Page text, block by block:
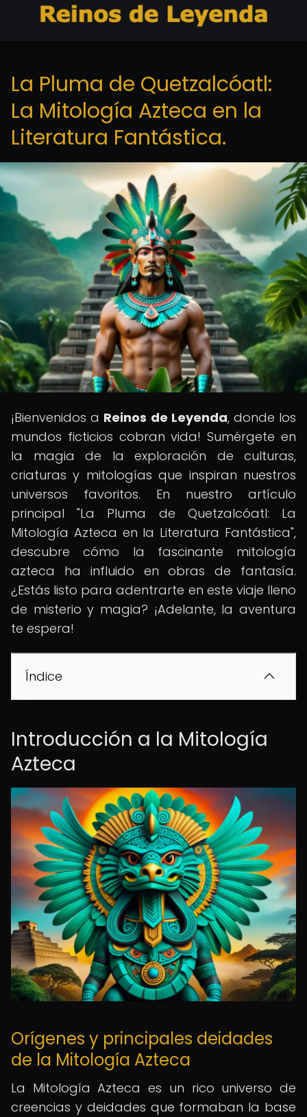
La Pluma de Quetzalcóatl:
La Mitología Azteca en la
Literatura Fantástica.
¡Bienvenidos a Reinos de Leyenda, donde los
mundos ficticios cobran vida! Sumérgete en
la magia de la exploración de culturas,
criaturas y mitologías que inspiran nuestros
universos favoritos. En nuestro artículo
principal "La Pluma de Quetzalcóatl: La
Mitología Azteca en la Literatura Fantástica",
descubre cómo la fascinante mitología
azteca ha influido en obras de fantasía.
¿Estás listo para adentrarte en este viaje lleno
de misterio y magia? ¡Adelante, la aventura
te espera!
Índice
Introducción a la Mitología
Azteca
Orígenes y principales deidades
de la Mitología Azteca
La Mitología Azteca es un rico universo de
creencias y deidades que formaban la base